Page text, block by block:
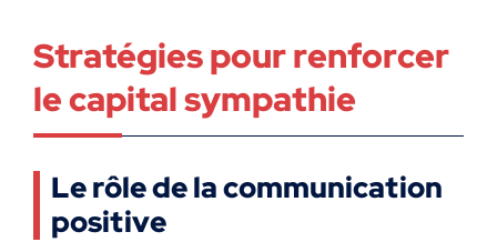
Stratégies pour renforcer
le capital sympathie
Le rôle de la communication
positive